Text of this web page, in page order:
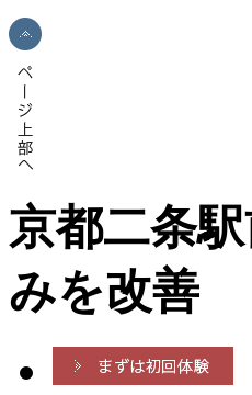
京都二条
みを改善